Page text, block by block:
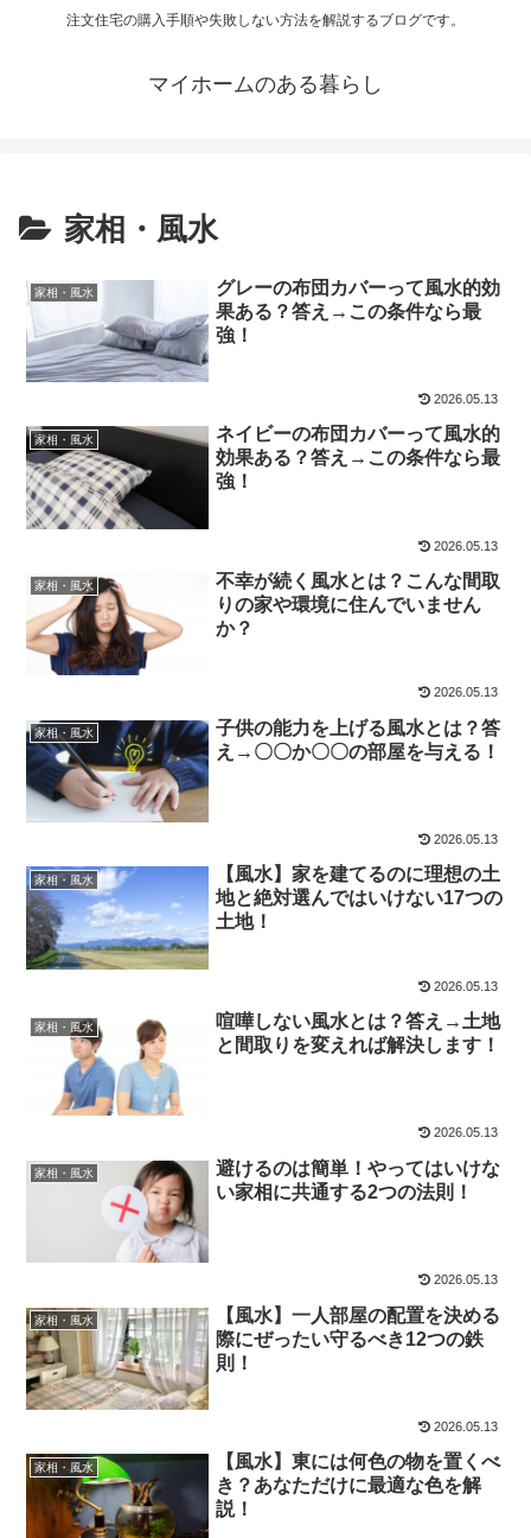
注文住宅の購入手順や失敗しない方法を解説するブログです。
マイホームのある暮らし
家相・風水
家相・風水
グレーの布団カバーって風水的効
果ある？答え→この条件なら最
強！
2026.05.13
家相・風水
ネイビーの布団カバーって風水的
効果ある？答え→この条件なら最
強！
2026.05.13
家相・風水
不幸が続く風水とは？こんな間取
りの家や環境に住んでいません
か？
2026.05.13
家相・風水
子供の能力を上げる風水とは？答
え→〇〇か〇〇の部屋を与える！
2026.05.13
家相・風水
【風水】家を建てるのに理想の土
地と絶対選んではいけない17つの
土地！
2026.05.13
家相・風水
喧嘩しない風水とは？答え→土地
と間取りを変えれば解決します！
2026.05.13
家相・風水
避けるのは簡単！やってはいけな
い家相に共通する2つの法則！
2026.05.13
家相・風水
【風水】一人部屋の配置を決める
際にぜったい守るべき12つの鉄
則！
2026.05.13
家相・風水
【風水】東には何色の物を置くべ
き？あなただけに最適な色を解
説！